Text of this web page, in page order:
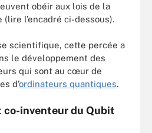
obéir aux lois de la
l’encadré ci-dessous).
scientifique, cette percée a
le développement des
qui sont au cœur de
d’ordinateurs quantiques.
co-inventeur du Qubit